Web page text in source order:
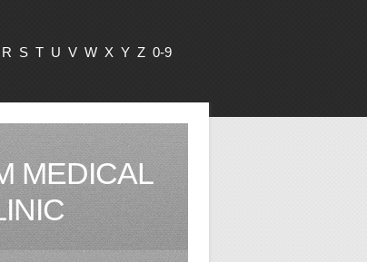
R S T U V W X Y Z 0-9
MEDICAL